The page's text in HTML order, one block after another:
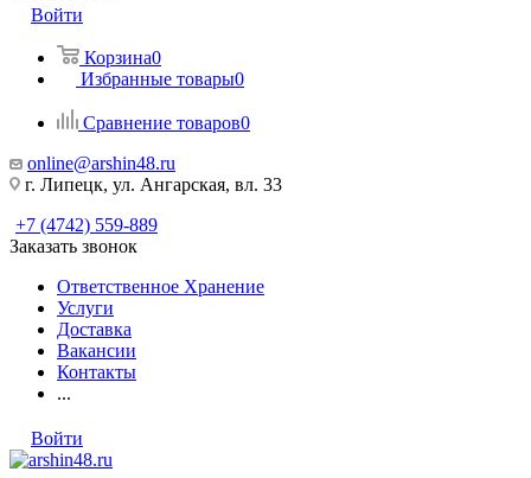
Войти
Корзина0
Избранные товары0
Сравнение товаров0
online@arshin48.ru
г. Липецк, ул. Ангарская, вл. 33
+7 (4742) 559-889
Заказать звонок
Ответственное Хранение
Услуги
Доставка
Вакансии
Контакты
...
Войти